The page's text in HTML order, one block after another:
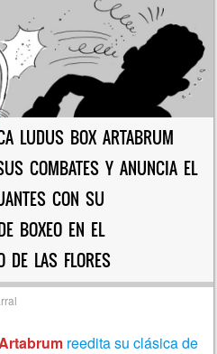
LUDUS BOX ARTABRUM
COMBATES Y ANUNCIA EL
CON SU
BOXEO EN EL
DE LAS FLORES
reedita su clásica de